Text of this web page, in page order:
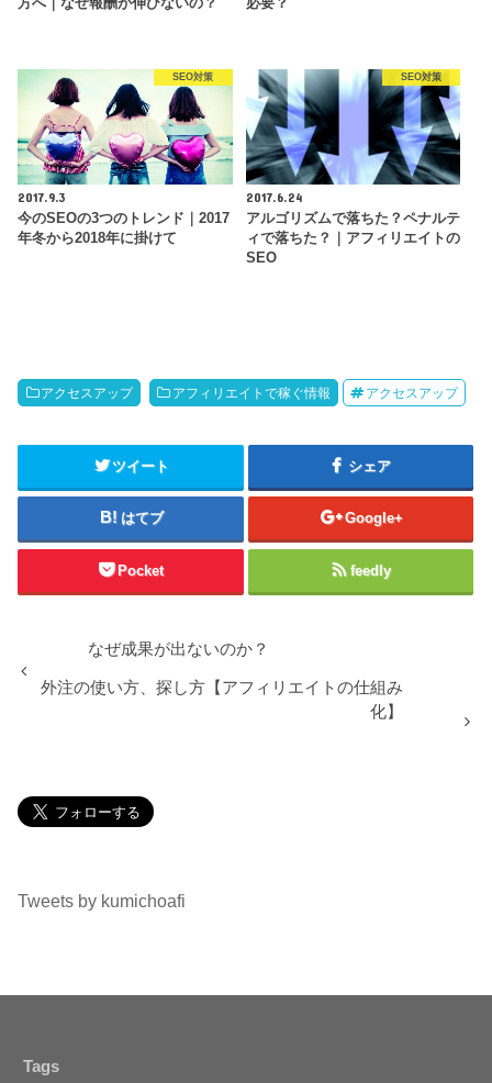
方へ｜なぜ報酬が伸びないの？
必要？
SEO対策
2017.9.3
今のSEOの3つのトレンド｜2017
年冬から2018年に掛けて
SEO対策
2017.6.24
アルゴリズムで落ちた？ペナルテ
ィで落ちた？｜アフィリエイトの
SEO
アクセスアップ アフィリエイトで稼ぐ情報 アクセスアップ
ツイート シェア
はてブ Google+
Pocket feedly
なぜ成果が出ないのか？
外注の使い方、探し方【アフィリエイトの仕組み
化】
Tweets by kumichoafi
Tags